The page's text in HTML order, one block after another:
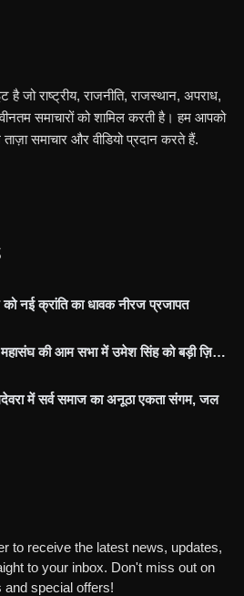
है जो राष्ट्रीय, राजनीति, राजस्थान, अपराध,
समाचारों को शामिल करती है। हम आपको
समाचार और वीडियो प्रदान करते हैं.
नई क्रांति का धावक नीरज प्रजापत
महासंघ की आम सभा में उमेश सिंह को बड़ी ज़ि…
में सर्व समाज का अनूठा एकता संगम, जल
to receive the latest news, updates,
to your inbox. Don't miss out on
and special offers!